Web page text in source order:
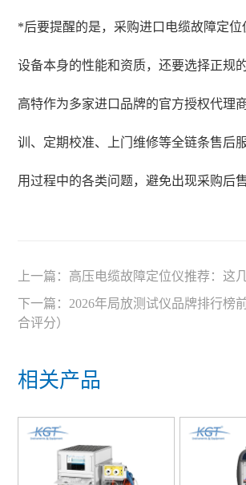
*后要提醒的是，采购进口电缆故障定位
设备本身的性能和资质，还要选择正规
高特作为多家进口品牌的官方授权代理
训、定期校准、上门维修等全链条售后
用过程中的各类问题，避免出现采购后
上一篇： 高压电缆故障定位仪推荐：这
下一篇： 2026年局放测试仪品牌排行榜
合评分）
相关产品